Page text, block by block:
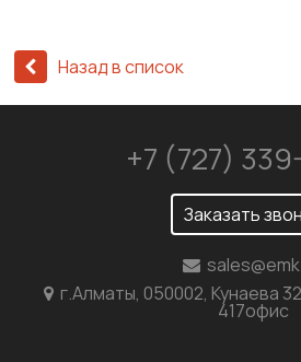
Назад в список
+7 (727)
Заказать
г.Алматы, 050002, Кунаева
417офис